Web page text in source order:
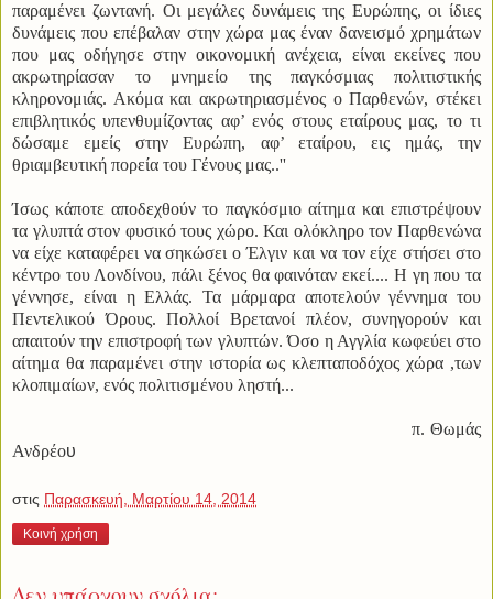
παραμένει ζωντανή. Οι μεγάλες δυνάμεις της Ευρώπης, οι ίδιες
δυνάμεις που επέβαλαν στην χώρα μας έναν δανεισμό χρημάτων
που μας οδήγησε στην οικονομική ανέχεια, είναι εκείνες που
ακρωτηρίασαν το μνημείο της παγκόσμιας πολιτιστικής
κληρονομιάς. Ακόμα και ακρωτηριασμένος ο Παρθενών, στέκει
επιβλητικός υπενθυμίζοντας αφ’ ενός στους εταίρους μας, το τι
δώσαμε εμείς στην Ευρώπη, αφ’ εταίρου, εις ημάς, την
θριαμβευτική πορεία του Γένους μας..''
Ίσως κάποτε αποδεχθούν το παγκόσμιο αίτημα και επιστρέψουν
τα γλυπτά στον φυσικό τους χώρο. Και ολόκληρο τον Παρθενώνα
να είχε καταφέρει να σηκώσει ο Έλγιν και να τον είχε στήσει στο
κέντρο του Λονδίνου, πάλι ξένος θα φαινόταν εκεί.... Η γη που τα
γέννησε, είναι η Ελλάς. Τα μάρμαρα αποτελούν γέννημα του
Πεντελικού Όρους. Πολλοί Βρετανοί πλέον, συνηγορούν και
απαιτούν την επιστροφή των γλυπτών. Όσο η Αγγλία κωφεύει στο
αίτημα θα παραμένει στην ιστορία ως κλεπταποδόχος χώρα ,των
κλοπιμαίων, ενός πολιτισμένου ληστή...
π. Θωμάς
Ανδρέου
στις Παρασκευή, Μαρτίου 14, 2014
Κοινή χρήση